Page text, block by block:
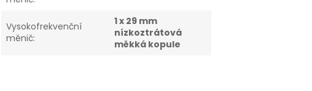
Vysokofrekvenční
měnič:
1 x 29 mm
nízkoztrátová
měkká kopule